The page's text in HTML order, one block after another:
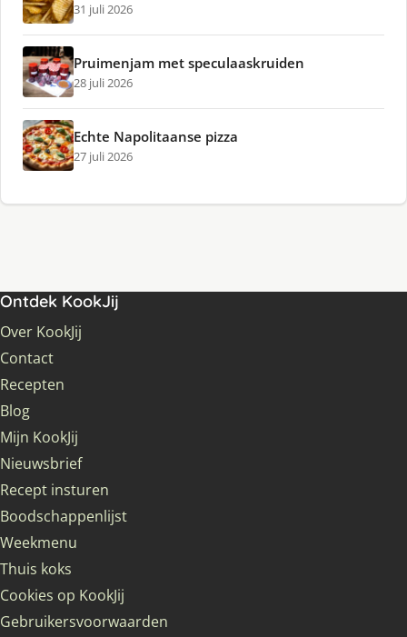
31 juli 2026
Pruimenjam met speculaaskruiden
28 juli 2026
Echte Napolitaanse pizza
27 juli 2026
Ontdek KookJij
Over KookJij
Contact
Recepten
Blog
Mijn KookJij
Nieuwsbrief
Recept insturen
Boodschappenlijst
Weekmenu
Thuis koks
Cookies op KookJij
Gebruikersvoorwaarden